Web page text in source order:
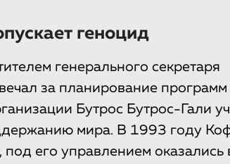
геноцид
генерального секретаря
за планирование
Бутрос Бутрос-Гали
мира. В 1993 году
его управлением оказались